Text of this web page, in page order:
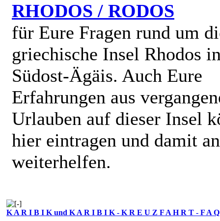
RHODOS / RODOS
für Eure Fragen rund um
griechische Insel Rhodos
Südost-Ägäis. Auch Eure
Erfahrungen aus
Urlauben auf dieser Insel
hier eintragen und damit
weiterhelfen.
K A R I B I K und K A R I B I K - K R E U Z F A H R T - F A Q